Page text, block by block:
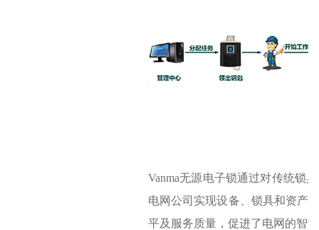
Vanma无源电子锁通过对传统锁
电网公司实现设备、锁具和资产
平及服务质量，促进了电网的智